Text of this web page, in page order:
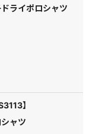
ライポロシャツ
】
ャツ